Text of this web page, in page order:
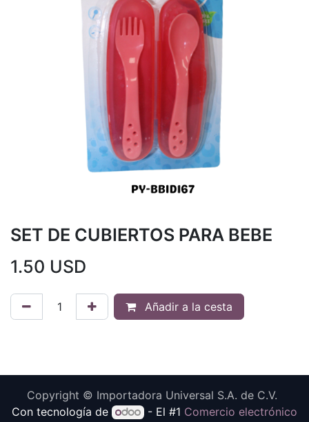
SET DE CUBIERTOS PARA BEBE
1.50 USD
Añadir a la cesta
Copyright © Importadora Universal S.A. de C.V.
Con tecnología de
- El #1 Comercio electrónico